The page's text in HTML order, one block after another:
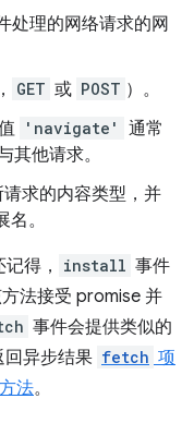
处理的网络请求的网
GET 或 POST ）。
'navigate'
通常
其他请求。
求的内容类型，并
。
得， install 事件
法接受 promise 并
事件会提供类似的
回异步结果 fetch 项
方法。